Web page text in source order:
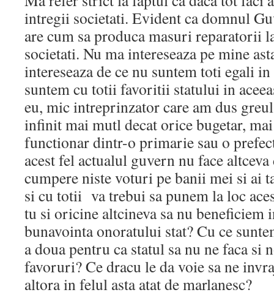
intregii societati. Evident ca domnul
are cum sa produca masuri reparatorii
societati. Nu ma intereseaza pe mine
intereseaza de ce nu suntem toti egali
suntem cu totii favoritii statului in
eu, mic intreprinzator care am dus
infinit mai mutl decat orice bugetar,
functionar dintr-o primarie sau o
acest fel actualul guvern nu face
cumpere niste voturi pe banii mei si ai
si cu totii va trebui sa punem la loc
tu si oricine altcineva sa nu beneficiem
bunavointa onoratului stat? Cu ce
a doua pentru ca statul sa nu ne faca si
favoruri? Ce dracu le da voie sa ne
altora in felul asta atat de marlanesc?